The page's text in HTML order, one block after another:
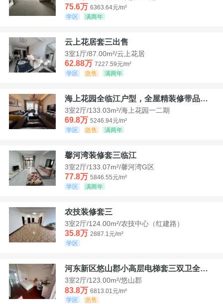
75.6万 6363.64元/m²
学区
满两年
云上花居套三出售
3室1厅/87.00m²/云上花居
62.88万 7227.59元/m²
学区
急售 满两年
海上花园全临江户型，全屋精装修带品牌家具家电，诚意出售！
3室2厅/133.03m²/海上花园一二期
69.8万 5246.94元/m²
学区
急售 满两年
馨河湾装修套三临江
3室2厅/133.07m²/馨河湾G区
77.8万 5846.55元/m²
学区
满两年
农技装修套三
3室2厅/124.00m²/农技中心（红建路）
35.8万 2887.1元/m²
学区
河东新区悠山郡小高层电梯套三双卫全装带家具家电
3室2厅/123.00m²/悠山郡
83.8万 6813.01元/m²
学区
急售